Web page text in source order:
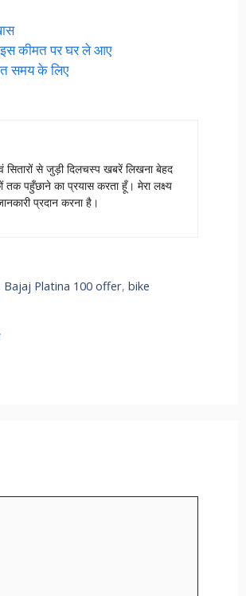
कीमत पर घर ले आए
समय के लिए
सितारों से जुड़ी दिलचस्प खबरें लिखना बेहद
पहुँछाने का प्रयास करता हूँ। मेरा लक्ष्य
प्रदान करना है।
Bajaj Platina 100 offer,bike